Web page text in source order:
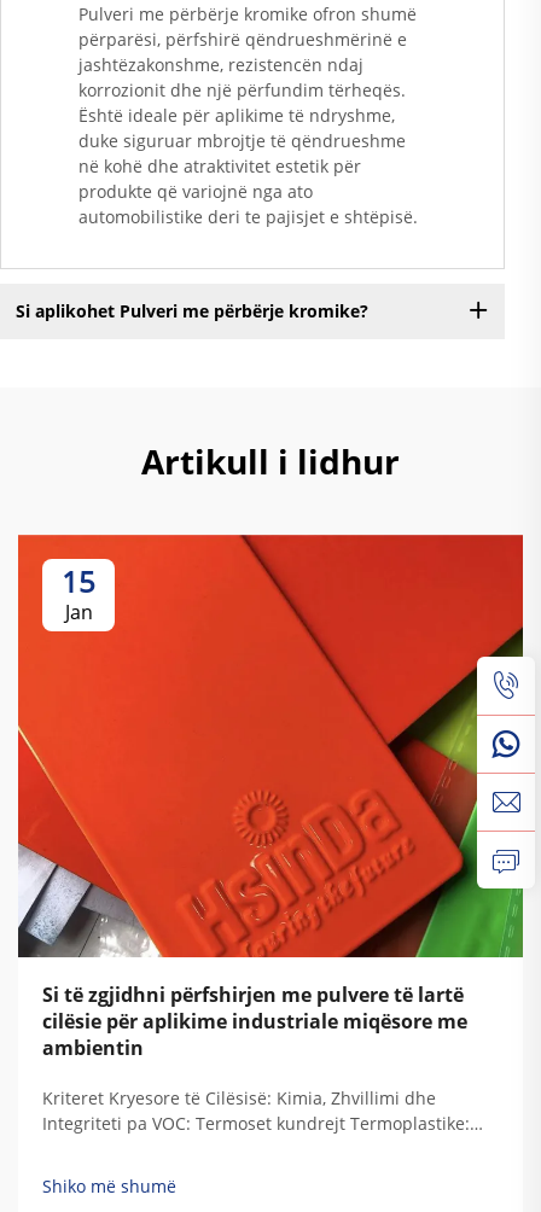
Pulveri me përbërje kromike ofron shumë
përparësi, përfshirë qëndrueshmërinë e
jashtëzakonshme, rezistencën ndaj
korrozionit dhe një përfundim tërheqës.
Është ideale për aplikime të ndryshme,
duke siguruar mbrojtje të qëndrueshme
në kohë dhe atraktivitet estetik për
produkte që variojnë nga ato
automobilistike deri te pajisjet e shtëpisë.
Si aplikohet Pulveri me përbërje kromike?
Artikull i lidhur
15
Jan
Si të zgjidhni përfshirjen me pulvere të lartë
cilësie për aplikime industriale miqësore me
ambientin
Kriteret Kryesore të Cilësisë: Kimia, Zhvillimi dhe
Integriteti pa VOC: Termoset kundrejt Termoplastike:
Qëndrueshmërisë Industriale Kur rezinet termoset
zhvillohen, ato krijojnë këto lidhje të përhershme të
Shiko më shumë